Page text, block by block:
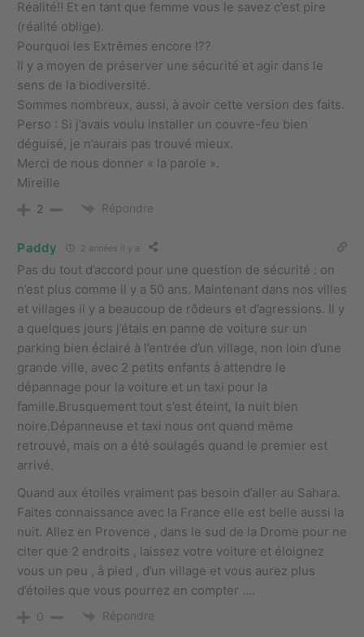
Réalité!! Et en tant que femme vous le savez c’est pire
(réalité oblige).
Pourquoi les Extrêmes encore !??
Il y a moyen de préserver une sécurité et agir dans le
sens de la biodiversité.
Sommes nombreux, aussi, à avoir cette version des faits.
Perso : Si j’avais voulu installer un couvre-feu bien
déguisé, je n’aurais pas trouvé mieux.
Merci de nous donner « la parole ».
Mireille
2 Répondre
Paddy 2 années il y a
Pas du tout d’accord pour une question de sécurité : on
n’est plus comme il y a 50 ans. Maintenant dans nos villes
et villages il y a beaucoup de rôdeurs et d’agressions. Il y
a quelques jours j’étais en panne de voiture sur un
parking bien éclairé à l’entrée d’un village, non loin d’une
grande ville, avec 2 petits enfants à attendre le
dépannage pour la voiture et un taxi pour la
famille.Brusquement tout s’est éteint, la nuit bien
noire.Dépanneuse et taxi nous ont quand même
retrouvé, mais on a été soulagés quand le premier est
arrivé.
Quand aux étoiles vraiment pas besoin d’aller au Sahara.
Faites connaissance avec la France elle est belle aussi la
nuit. Allez en Provence , dans le sud de la Drome pour ne
citer que 2 endroits , laissez votre voiture et éloignez
vous un peu , à pied , d’un village et vous aurez plus
d’étoiles que vous pourrez en compter ….
0 Répondre